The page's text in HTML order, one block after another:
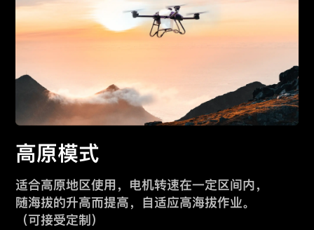
高原模式
适合高原地区使用，电机转速在一定区间内，
随海拔的升高而提高，自适应高海拔作业。
（可接受定制）